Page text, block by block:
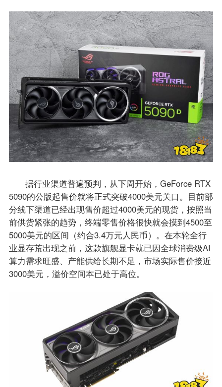
据行业渠道普遍预判，从下周开始，GeForce RTX
5090的公版起售价就将正式突破4000美元关口。目前部
分线下渠道已经出现售价超过4000美元的现货，按照当
前供货紧张的趋势，终端零售价格很快就会摸到4500至
5000美元的区间（约合3.4万元人民币）。在本轮全行
业显存荒出现之前，这款旗舰显卡就已因全球消费级AI
算力需求旺盛、产能供给长期不足，市场实际售价接近
3000美元，溢价空间本已处于高位。